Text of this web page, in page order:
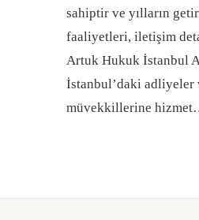
sahiptir ve yılların
faaliyetleri, iletişim
Artuk Hukuk İstanbul
İstanbul’daki adliyeler
müvekkillerine